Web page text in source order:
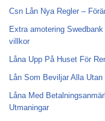
Csn Lån Nya Regler –
Extra amotering
villkor
Låna Upp På Huset För
Lån Som Beviljar Alla
Låna Med
Utmaningar